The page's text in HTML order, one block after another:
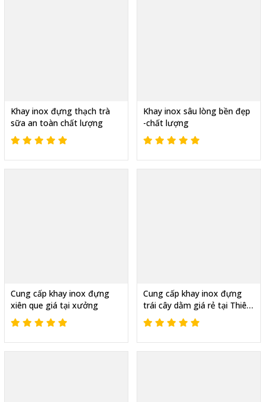
Khay inox đựng thạch trà
sữa an toàn chất lượng
Khay inox sâu lòng bền đẹp
-chất lượng
Cung cấp khay inox đựng
xiên que giá tại xưởng
Cung cấp khay inox đựng
trái cây dằm giá rẻ tại Thiên
Phúc